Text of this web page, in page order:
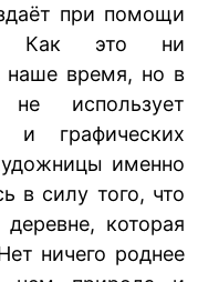
при помощи
Как это ни
наше время, но в
использует
и графических
именно
в силу того, что
которая
ничего роднее